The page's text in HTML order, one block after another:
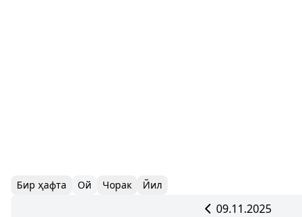
Бир ҳафта Ой Чорак Йил
09.11.2025